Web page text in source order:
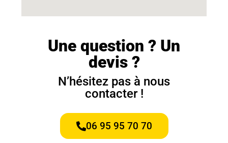
Une question ? Un
devis ?
N’hésitez pas à nous
contacter !
06 95 95 70 70